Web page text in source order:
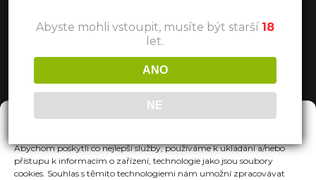
Spravovat Souhlas
Abychom poskytli co nejlepší služby, používáme k ukládání a/nebo
přístupu k informacím o zařízení, technologie jako jsou soubory
cookies. Souhlas s těmito technologiemi nám umožní zpracovávat
Abyste mohli vstoupit, musíte být starší 18
let.
ANO
NE